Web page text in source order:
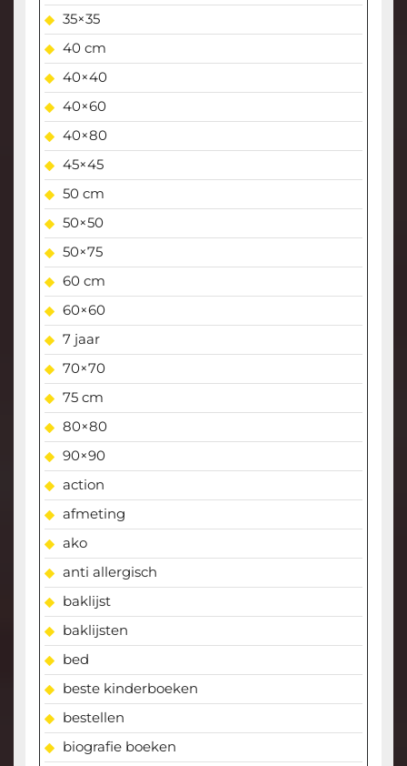
35×35
40 cm
40×40
40×60
40×80
45×45
50 cm
50×50
50×75
60 cm
60×60
7 jaar
70×70
75 cm
80×80
90×90
action
afmeting
ako
anti allergisch
baklijst
baklijsten
bed
beste kinderboeken
bestellen
biografie boeken